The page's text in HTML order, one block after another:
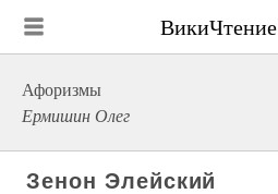
ВикиЧтение
Афоризмы
Ермишин Олег
Зенон Элейский